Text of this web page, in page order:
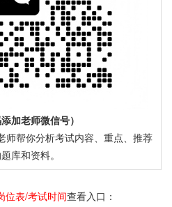
加老师微信号）
师帮你分析考试内容、重点、推荐
库和资料。
位表/考试时间查看入口：